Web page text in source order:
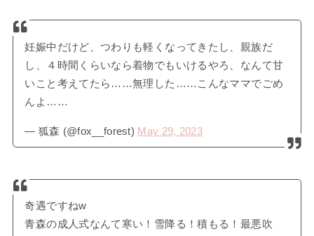
妊娠中だけど、つわりも軽くなってきたし、親族だ
し、４時間くらいなら着物でもいけるやろ、なんて甘
いこと考えてたら……無理した……こんなママでごめ
んよ……
— 狐森 (@fox__forest) May 29, 2023
奇遇ですねw
青森の成人式なんて寒い！雪降る！積もる！最悪吹